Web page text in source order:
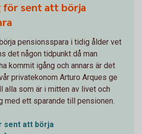
för sent att börja
pensionsspara i tidig ålder vet
det någon tidpunkt då man
kommit igång och annars är det
privatekonom Arturo Arques ge
alla som är i mitten av livet och
med ett sparande till pensionen.
sent att börja